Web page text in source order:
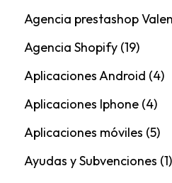
Agencia prestashop
Agencia Shopify(19)
Aplicaciones Android (4)
Aplicaciones Iphone(4)
Aplicaciones móviles (5)
Ayudas y Subvenciones (1)